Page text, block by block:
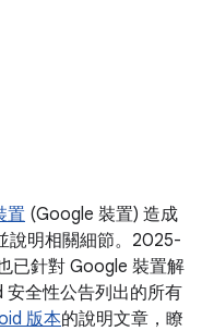
置 (Google 裝置) 造成
說明相關細節。2025-
已針對 Google 裝置解
安全性公告列出的所有
版本的說明文章，瞭